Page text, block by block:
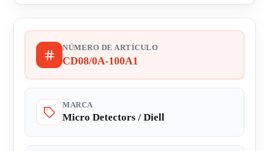
NÚMERO DE ARTÍCULO
CD08/0A-100A1
MARCA
Micro Detectors / Diell